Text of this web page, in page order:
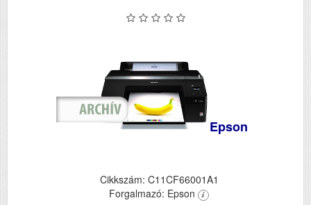
Epson
Cikkszám: C11CF66001A1
Forgalmazó: Epson